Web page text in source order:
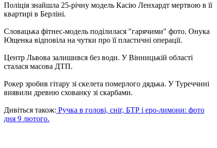
Поліція знайшла 25-річну модель Касію Ленхардт мертвою в її
квартирі в Берліні.
Словацька фітнес-модель поділилася "гарячими" фото. Онука
Ющенка відповіла на чутки про її пластичні операції.
Центр Львова залишився без води. У Вінницькій області
сталася масова ДТП.
Рокер зробив гітару зі скелета померлого дядька. У Туреччині
виявили древню схованку зі скарбами.
Дивіться також: Ручка в голові, сніг, БТР і еро-лимони: фото
дня 9 лютого.